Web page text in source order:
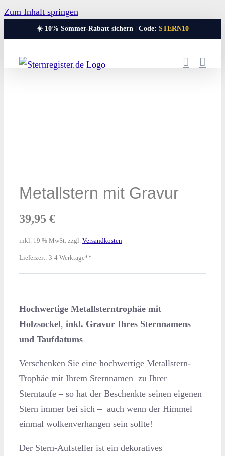
Zum Inhalt springen
☀️ 10% Sommer-Rabatt sichern | Code: STERN10
Metallstern mit Gravur
39,95 €
inkl. 19 % MwSt. zzgl. Versandkosten
Lieferzeit: 3-4 Werktage**
Hochwertige Metallsterntrophäe mit
Holzsockel, inkl. Gravur Ihres Sternnamens
und Taufdatums
Verschenken Sie eine hochwertige Metallstern-
Trophäe mit Ihrem Sternnamen zu Ihrer
Sterntaufe – so hat der Beschenkte seinen eigenen
Stern immer bei sich – auch wenn der Himmel
einmal wolkenverhangen sein sollte!
Der Stern-Aufsteller ist ein dekoratives